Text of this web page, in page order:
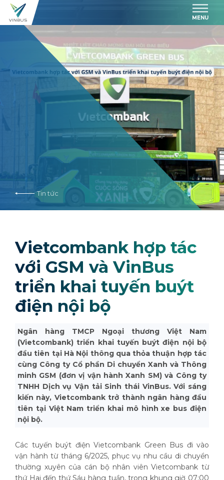
MENU
Tin tức
Vietcombank hợp tác
với GSM và VinBus
triển khai tuyến buýt
điện nội bộ
Ngân hàng TMCP Ngoại thương Việt Nam
(Vietcombank) triển khai tuyến buýt điện nội bộ
đầu tiên tại Hà Nội thông qua thỏa thuận hợp tác
cùng Công ty Cổ phần Di chuyển Xanh và Thông
minh GSM (đơn vị vận hành Xanh SM) và Công ty
TNHH Dịch vụ Vận tải Sinh thái VinBus. Với sáng
kiến này, Vietcombank trở thành ngân hàng đầu
tiên tại Việt Nam triển khai mô hình xe bus điện
nội bộ.
Các tuyến buýt điện Vietcombank Green Bus đi vào
vận hành từ tháng 6/2025, phục vụ nhu cầu di chuyển
thường xuyên của cán bộ nhân viên Vietcombank từ
thứ Hai đến thứ Sáu hàng tuần, trong khung giờ 07:00